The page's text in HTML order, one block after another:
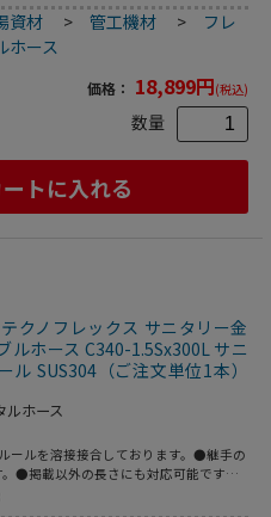
フェルールサイズ：1.5S●最高使
使用温度範囲(℃)：80●接続方式：サニ
適合流体：水、油、空気、ガス、等(腐
高使用圧力：1MPa●使用温度範囲：0
タリーフェルール●フレキ部：ステン
部：ステンレス(SUS304)
資材 >管工機材 > フレ
ホース
価格： 18,899円(税込)
数量
トに入れる
クノフレックス サニタリー金
ルホース C340-1.5Sx300L サニ
ル SUS304（ご注文単位1本）
ルホース
ールを溶接接合しております。●継手の
。●掲載以外の長さにも対応可能です。
。●繰返し発生する機械的変位の吸収